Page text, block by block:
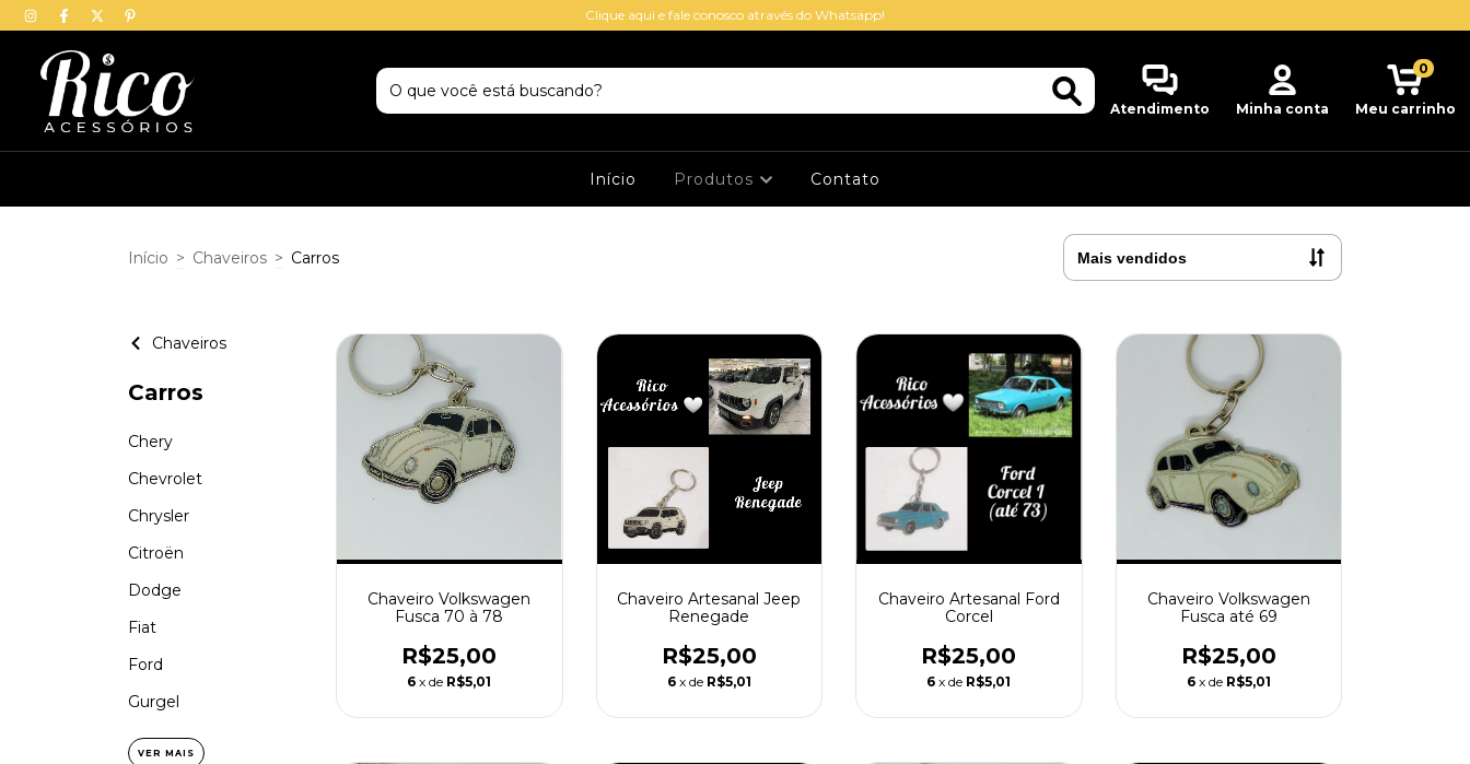
Clique aqui e fale conosco através do Whatsapp!
Atendimento Minha conta Meu carrinho
0
Início Produtos Contato
Início > Chaveiros > Carros
Chaveiros
Carros
Chery
Chevrolet
Chrysler
Citroën
Dodge
Fiat
Ford
Gurgel
VER MAIS
Chaveiro Volkswagen
Fusca 70 à 78
R$25,00
6 x de R$5,01
Chaveiro Artesanal Jeep
Renegade
R$25,00
6 x de R$5,01
Chaveiro Artesanal Ford
Corcel
R$25,00
6 x de R$5,01
Chaveiro Volkswagen
Fusca até 69
R$25,00
6 x de R$5,01